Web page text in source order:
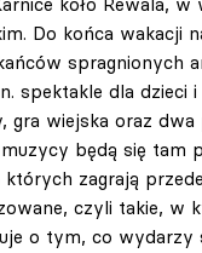
Do końca wakacji
spragnionych
spektakle dla dzieci i
gra wiejska oraz dwa
będą się tam
których zagrają
czyli takie, w
o tym, co wydarzy